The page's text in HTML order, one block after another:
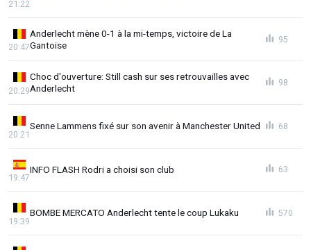
21:22
Anderlecht mène 0-1 à la mi-temps, victoire de La
Gantoise
20:47
95
Choc d'ouverture: Still cash sur ses retrouvailles avec
Anderlecht
20:29
98
Senne Lammens fixé sur son avenir à Manchester United
20:21
68
INFO FLASH Rodri a choisi son club
19:47
63
BOMBE MERCATO Anderlecht tente le coup Lukaku
19:39
570